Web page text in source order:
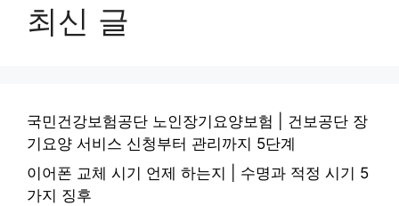
최신 글
국민건강보험공단 노인장기요양보험 | 건보공단 장
기요양 서비스 신청부터 관리까지 5단계
이어폰 교체 시기 언제 하는지 | 수명과 적정 시기 5
가지 징후